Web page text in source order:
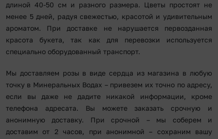
длиной 40-50 см и разного размера. Цветы простоят не
менее 5 дней, радуя свежестью, красотой и удивительным
ароматом. При доставке не нарушается первозданная
красота букета, так как для перевозки используется
специально оборудованный транспорт.
Мы доставляем розы в виде сердца из магазина в любую
точку в Минеральных Водах – привезем их точно по адресу,
если вы даже не дадите никакой информации, кроме
телефона адресата. Вы можете заказать срочную и
анонимную доставку. При срочной – мы соберем и
доставим от 2 часов, при анонимной – сохраним вашу